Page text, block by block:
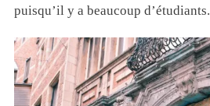
puisqu’il y a beaucoup d’étudiants.